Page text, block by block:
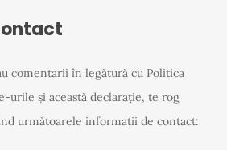
comentarii în legătură cu Politica
urile și această declarație, te rog
următoarele informații de contact: